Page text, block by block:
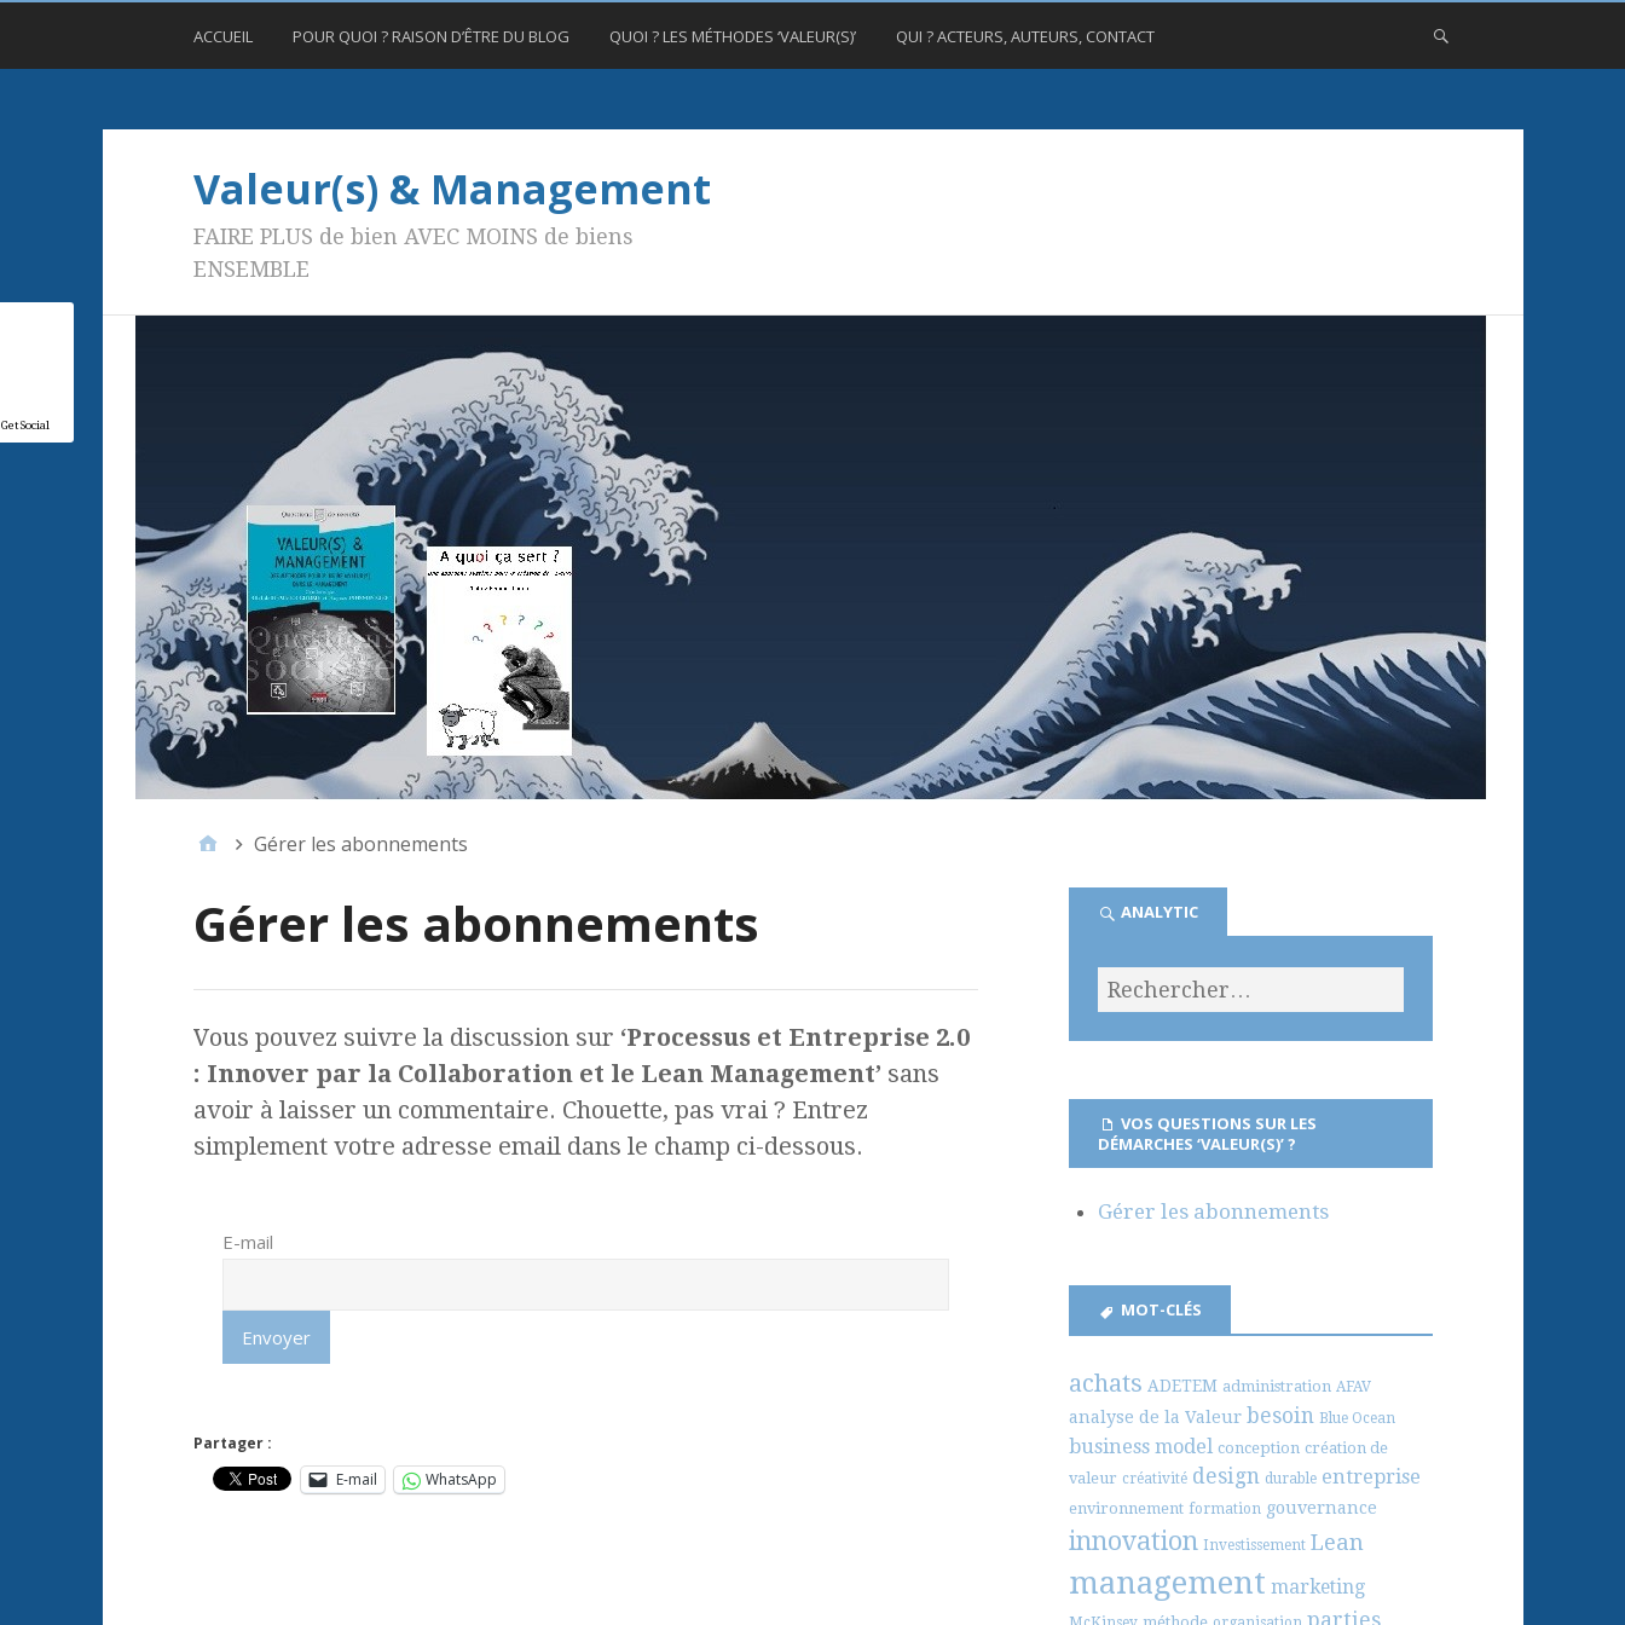
ACCUEIL POUR QUOI ? RAISON D’ÊTRE DU BLOG QUOI ? LES MÉTHODES ‘VALEUR(S)’ QUI ? ACTEURS, AUTEURS, CONTACT
Valeur(s) & Management
FAIRE PLUS de bien AVEC MOINS de biens
ENSEMBLE
Gérer les abonnements
Gérer les abonnements
Vous pouvez suivre la discussion sur ‘Processus et Entreprise 2.0
: Innover par la Collaboration et le Lean Management’ sans
avoir à laisser un commentaire. Chouette, pas vrai ? Entrez
simplement votre adresse email dans le champ ci-dessous.
E-mail
Partager :
E-mail
WhatsApp
ANALYTIC
VOS QUESTIONS SUR LES
DÉMARCHES ‘VALEUR(S)’ ?
Gérer les abonnements
MOT-CLÉS
achats ADETEM administration AFAV
analyse de la Valeur besoin Blue Ocean
business model conception création de
valeur créativité design durable entreprise
environnement formation gouvernance
innovation Investissement Lean
management marketing
parties
GetSocial